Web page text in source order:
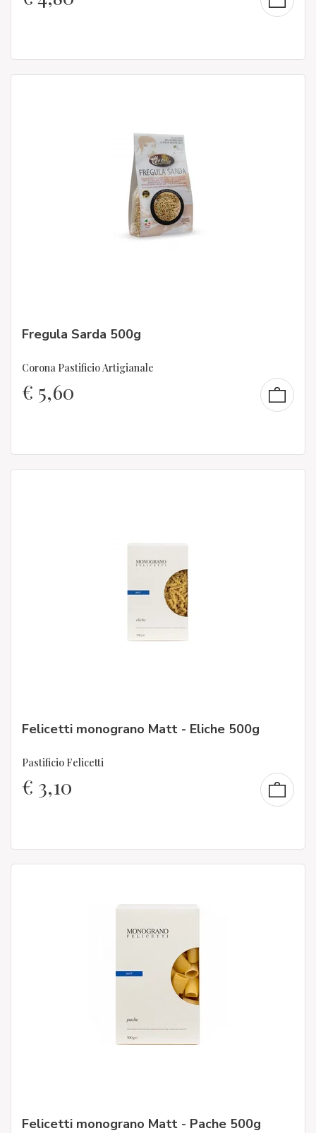
Fregula Sarda 500g
Corona Pastificio Artigianale
€ 5,60
Felicetti monograno Matt - Eliche 500g
Pastificio Felicetti
€ 3,10
Felicetti monograno Matt - Pache 500g